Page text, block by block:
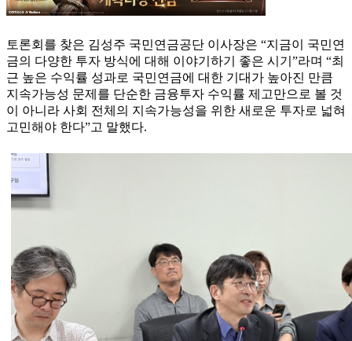
토론회를 찾은 김성주 국민연금공단 이사장은 “지금이 국민연
금의 다양한 투자 방식에 대해 이야기하기 좋은 시기”라며 “최
근 높은 수익률 성과로 국민연금에 대한 기대가 높아진 만큼
지속가능성 문제를 단순한 금융투자 수익률 제고만으로 볼 것
이 아니라 사회 전체의 지속가능성을 위한 새로운 투자로 넓혀
고민해야 한다”고 말했다.